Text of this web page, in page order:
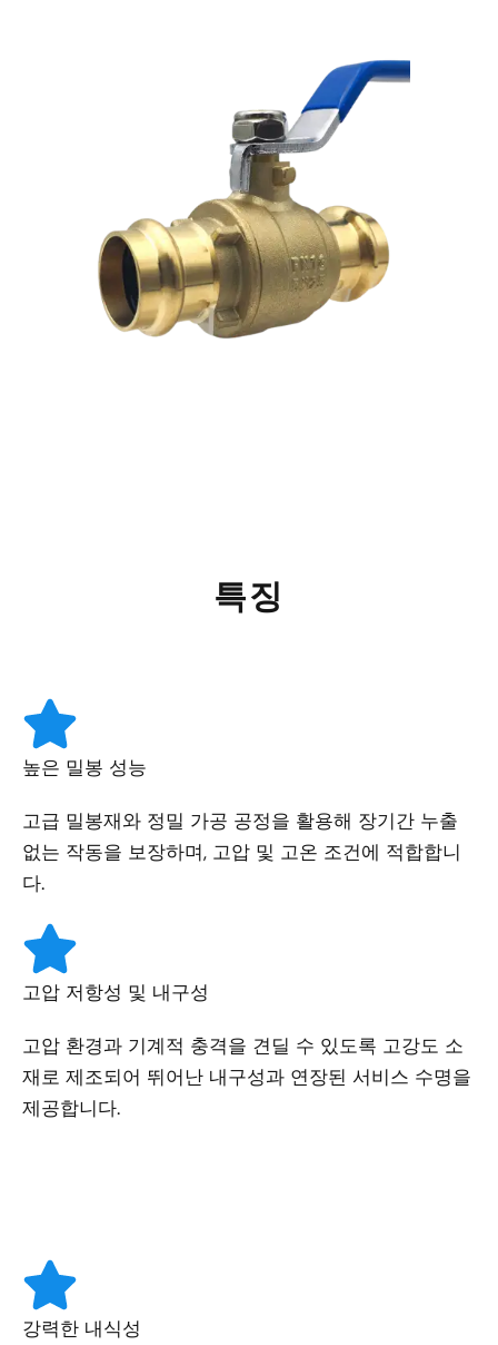
특징
높은 밀봉 성능
고급 밀봉재와 정밀 가공 공정을 활용해 장기간 누출
없는 작동을 보장하며, 고압 및 고온 조건에 적합합니
다.
고압 저항성 및 내구성
고압 환경과 기계적 충격을 견딜 수 있도록 고강도 소
재로 제조되어 뛰어난 내구성과 연장된 서비스 수명을
제공합니다.
강력한 내식성